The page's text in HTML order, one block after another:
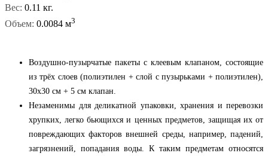
Вес: 0.11 кг.
Объем: 0.0084 м3
Воздушно-пузырчатые пакеты с клеевым клапаном, состоящие
из трёх слоев (полиэтилен + слой с пузырьками + полиэтилен),
30x30 см + 5 см клапан.
Незаменимы для деликатной упаковки, хранения и перевозки
хрупких, легко бьющихся и ценных предметов, защищая их от
повреждающих факторов внешней среды, например, падений,
загрязнений, попадания воды. К таким предметам относятся